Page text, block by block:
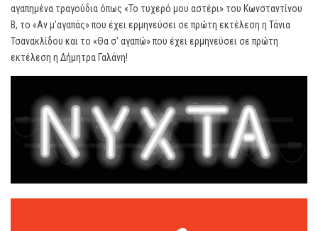
αγαπημένα τραγούδια όπως «Το τυχερό μου αστέρι» του Κωνσταντίνου
Β, το «Αν μ’αγαπάς» που έχει ερμηνεύσει σε πρώτη εκτέλεση η Τάνια
Τσανακλίδου και το «Θα σ’ αγαπώ» που έχει ερμηνεύσει σε πρώτη
εκτέλεση η Δήμητρα Γαλάνη!